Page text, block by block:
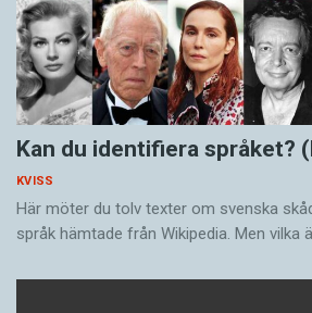
Kan du identifiera språket?
KVISS
Här möter du tolv texter om svenska
språk hämtade från Wikipedia. Men vilka